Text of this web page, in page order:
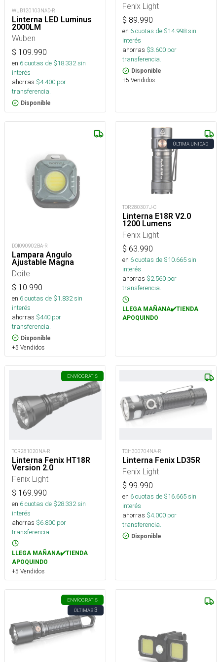
WUB120103NAD-R
Linterna LED Luminus
2000LM
Wuben
$ 109.990
en 6cuotas de $18.332sin
interés
ahorras $4.400 por
transferencia.
Disponible
Fenix Light
$ 89.990
en 6cuotas de $14.998sin
interés
ahorras $3.600 por
transferencia.
Disponible
+5 Vendidos
DOI090902BA-R
Lampara Angulo
Ajustable Magna
Doite
$ 10.990
en 6cuotas de $1.832sin
interés
ahorras $440 por
transferencia.
Disponible
+5 Vendidos
ÚLTIMA UNIDAD
TOR280307J-C
Linterna E18R V2.0
1200 Lumens
Fenix Light
$ 63.990
en 6cuotas de $10.665sin
interés
ahorras $2.560 por
transferencia.
LLEGA MAÑANA✔️TIENDA
APOQUINDO
ENVÍOGRATIS
TOR281020NA-R
Linterna Fenix HT18R
Version 2.0
Fenix Light
$ 169.990
en 6cuotas de $28.332sin
interés
ahorras $6.800 por
transferencia.
LLEGA MAÑANA✔️TIENDA
APOQUINDO
+5 Vendidos
TCH300704NA-R
Linterna Fenix LD35R
Fenix Light
$ 99.990
en 6cuotas de $16.665sin
interés
ahorras $4.000 por
transferencia.
Disponible
ENVÍOGRATIS
ÚLTIMAS3